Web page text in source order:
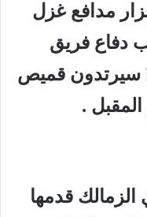
مدافع غزل
دفاع فريق
بنسبة تزيد عن 90 ٪ سيرتدون قميص
.
قدمها